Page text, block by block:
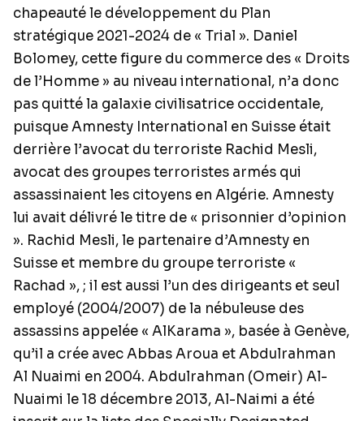
chapeauté le développement du Plan
stratégique 2021-2024 de « Trial ». Daniel
Bolomey, cette figure du commerce des « Droits
de l’Homme » au niveau international, n’a donc
pas quitté la galaxie civilisatrice occidentale,
puisque Amnesty International en Suisse était
derrière l’avocat du terroriste Rachid Mesli,
avocat des groupes terroristes armés qui
assassinaient les citoyens en Algérie. Amnesty
lui avait délivré le titre de « prisonnier d’opinion
». Rachid Mesli, le partenaire d’Amnesty en
Suisse et membre du groupe terroriste «
Rachad », ; il est aussi l’un des dirigeants et seul
employé (2004/2007) de la nébuleuse des
assassins appelée « AlKarama », basée à Genève,
qu’il a crée avec Abbas Aroua et Abdulrahman
Al Nuaimi en 2004. Abdulrahman (Omeir) Al-
Nuaimi le 18 décembre 2013, Al-Naimi a été